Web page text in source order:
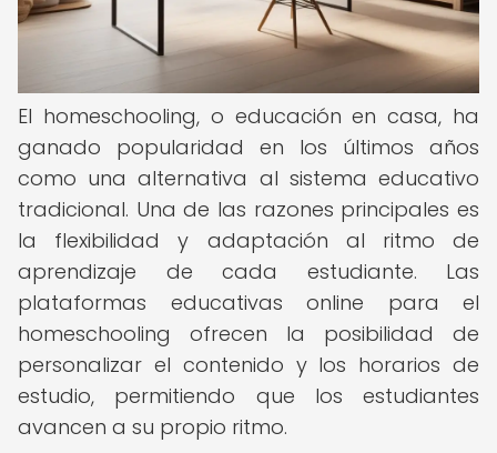
El homeschooling, o educación en casa, ha
ganado popularidad en los últimos años
como una alternativa al sistema educativo
tradicional. Una de las razones principales es
la flexibilidad y adaptación al ritmo de
aprendizaje de cada estudiante. Las
plataformas educativas online para el
homeschooling ofrecen la posibilidad de
personalizar el contenido y los horarios de
estudio, permitiendo que los estudiantes
avancen a su propio ritmo.